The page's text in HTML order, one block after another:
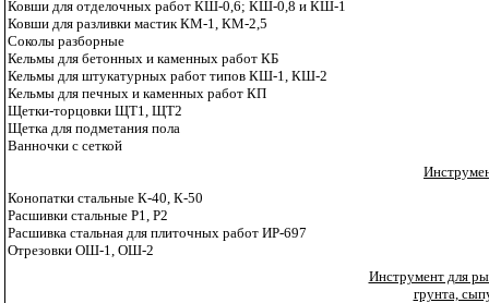
Ковши для отделочных работ КШ-0,6; КШ-0,8 и КШ-1
Ковши для разливки мастик КМ-1, КМ-2,5
Соколы разборные
Кельмы для бетонных и каменных работ КБ
Кельмы для штукатурных работ типов КШ-1, КШ-2
Кельмы для печных и каменных работ КП
Щетки-торцовки ЩТ1, ЩТ2
Щетка для подметания пола
Ванночки с сеткой
Конопатки стальные К-40, К-50
Расшивки стальные Р1, Р2
Расшивка стальная для плиточных работ ИР-697
Отрезовки ОШ-1, ОШ-2
Инструмент для
грунта,